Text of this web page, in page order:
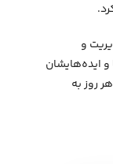
و
ایده‌هایشان
روز به